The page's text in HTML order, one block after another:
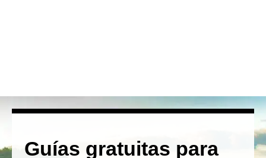
Guías gratuitas para